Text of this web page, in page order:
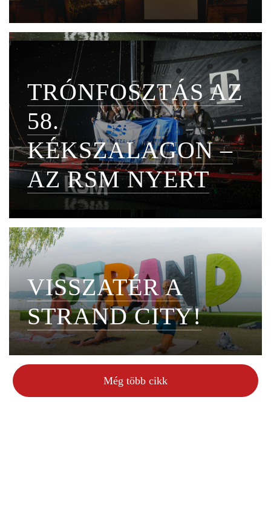
TRÓNFOSZTÁS AZ
58.
KÉKSZALAGON –
AZ RSM NYERT
VISSZATÉR A
STRAND CITY!
Még több cikk